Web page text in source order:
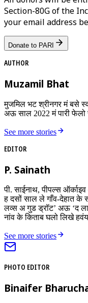
Section-80G of the
your email address
Donate to PARI
AUTHOR
Muzamil Bhat
मुजमिल भट श्रीनगर मं बसे
अऊ साल 2022 मं पारी फेलो
See more stories
EDITOR
P. Sainath
पी. साईनाथ, पीपल्स
ह दसों साल ले गाँव-देहात के
लव्स अ गुड ड्रॉट’ अऊ ‘द
नांव के किताब घलो लिखे
See more stories
PHOTO EDITOR
Binaifer